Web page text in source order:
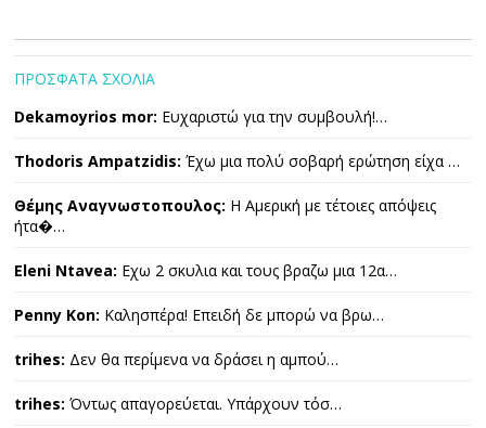
ΠΡΟΣΦΑΤΑ ΣΧΟΛΙΑ
Dekamoyrios mor: Ευχαριστώ για την συμβουλή!…
Thodoris Ampatzidis: Έχω μια πολύ σοβαρή ερώτηση είχα …
Θέμης Αναγνωστοπουλος: Η Αμερική με τέτοιες απόψεις
ήτα�…
Eleni Ntavea: Εχω 2 σκυλια και τους βραζω μια 12α…
Penny Kon: Καλησπέρα! Επειδή δε μπορώ να βρω…
trihes: Δεν θα περίμενα να δράσει η αμπού…
trihes: Όντως απαγορεύεται. Υπάρχουν τόσ…